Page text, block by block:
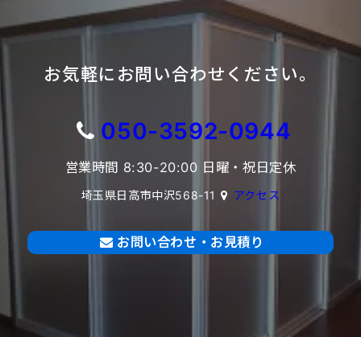
お気軽にお問い合わせください。
050-3592-0944
営業時間 8:30-20:00 日曜・祝日定休
埼玉県日高市中沢568-11 アクセス
お問い合わせ・お見積り